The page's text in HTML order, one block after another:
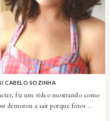
CABELO SOZINHA
fiz um vídeo mostrando como
demorou a sair porque fotos ...